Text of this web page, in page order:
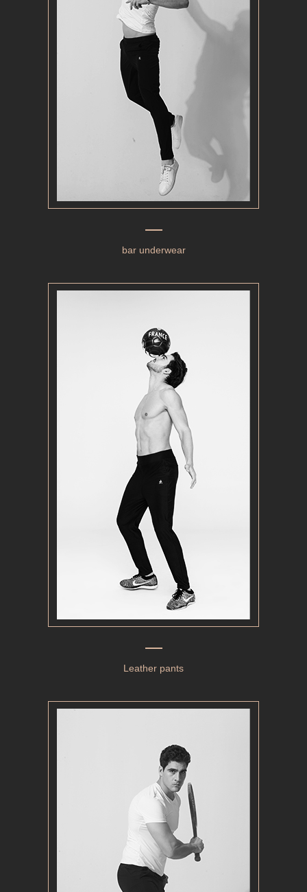
bar underwear
Leather pants